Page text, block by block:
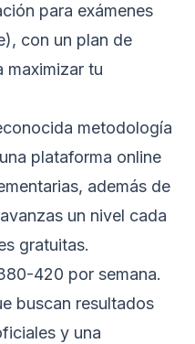
para exámenes
con un plan de
maximizar tu
metodología
plataforma online
además de
un nivel cada
gratuitas.
420 por semana.
buscan resultados
y una